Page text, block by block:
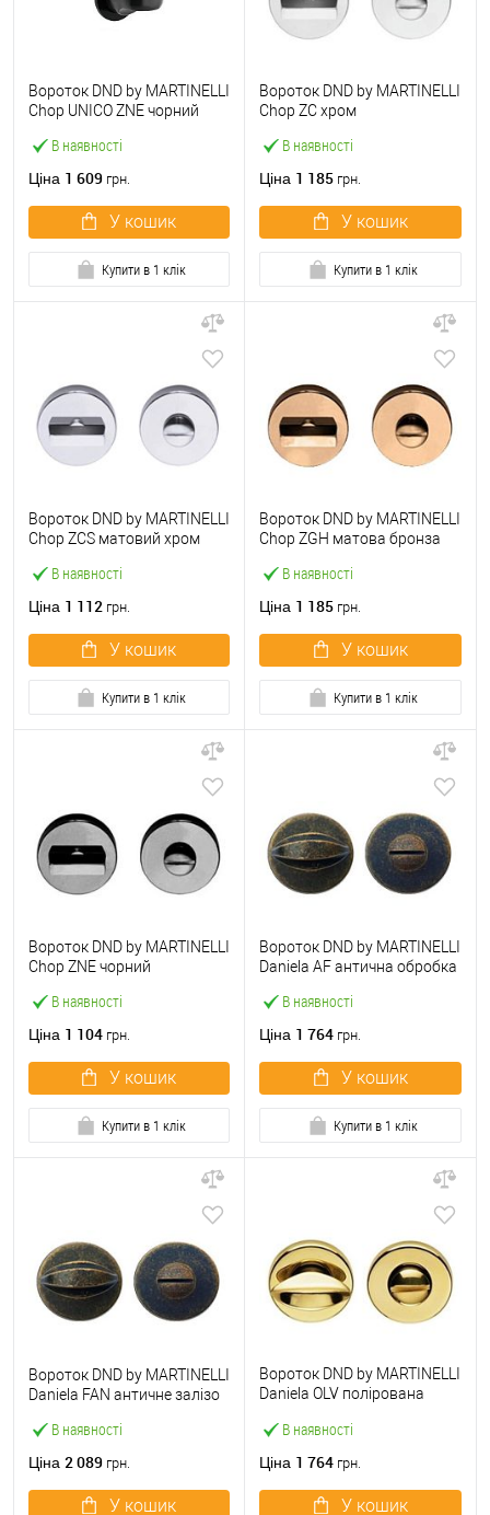
В наявності
Вороток DND by MARTINELLI
Chop UNICO ZNE чорний
Ціна 1 609 грн.
У кошик
Купити в 1 клік
В наявності
Вороток DND by MARTINELLI
Chop ZC хром
Ціна 1 185 грн.
У кошик
Купити в 1 клік
В наявності
Вороток DND by MARTINELLI
Chop ZCS матовий хром
Ціна 1 112 грн.
У кошик
Купити в 1 клік
В наявності
Вороток DND by MARTINELLI
Chop ZGH матова бронза
Ціна 1 185 грн.
У кошик
Купити в 1 клік
В наявності
Вороток DND by MARTINELLI
Chop ZNE чорний
Ціна 1 104 грн.
У кошик
Купити в 1 клік
В наявності
Вороток DND by MARTINELLI
Daniela AF антична обробка
Ціна 1 764 грн.
У кошик
Купити в 1 клік
В наявності
Вороток DND by MARTINELLI
Daniela FAN античне залізо
Ціна 2 089 грн.
У кошик
В наявності
Вороток DND by MARTINELLI
Daniela OLV полірована
Ціна 1 764 грн.
У кошик